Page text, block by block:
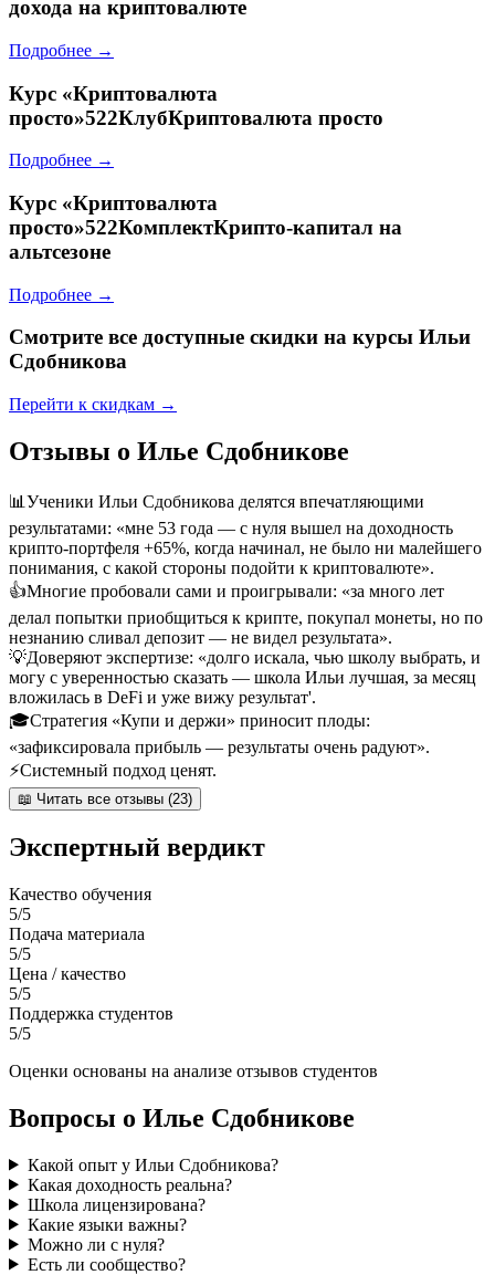
дохода на криптовалюте
Подробнее →
Курс «Криптовалюта
просто»522КлубКриптовалюта просто
Подробнее →
Курс «Криптовалюта
просто»522КомплектКрипто-капитал на
альтсезоне
Подробнее →
Смотрите все доступные скидки на курсы Ильи
Сдобникова
Перейти к скидкам →
Отзывы о Илье Сдобникове
📊 Ученики Ильи Сдобникова делятся впечатляющими
результатами: «мне 53 года — с нуля вышел на доходность
крипто-портфеля +65%, когда начинал, не было ни малейшего
понимания, с какой стороны подойти к криптовалюте».
👍Многие пробовали сами и проигрывали: «за много лет
делал попытки приобщиться к крипте, покупал монеты, но по
незнанию сливал депозит — не видел результата».
💡Доверяют экспертизе: «долго искала, чью школу выбрать, и
могу с уверенностью сказать — школа Ильи лучшая, за месяц
вложилась в DeFi и уже вижу результат'.
🎓Стратегия «Купи и держи» приносит плоды:
«зафиксировала прибыль — результаты очень радуют».
⚡Системный подход ценят.
📖 Читать все отзывы (23)
Экспертный вердикт
Качество обучения
5/5
Подача материала
5/5
Цена / качество
5/5
Поддержка студентов
5/5
Оценки основаны на анализе отзывов студентов
Вопросы о Илье Сдобникове
Какой опыт у Ильи Сдобникова?
Какая доходность реальна?
Школа лицензирована?
Какие языки важны?
Можно ли с нуля?
Есть ли сообщество?